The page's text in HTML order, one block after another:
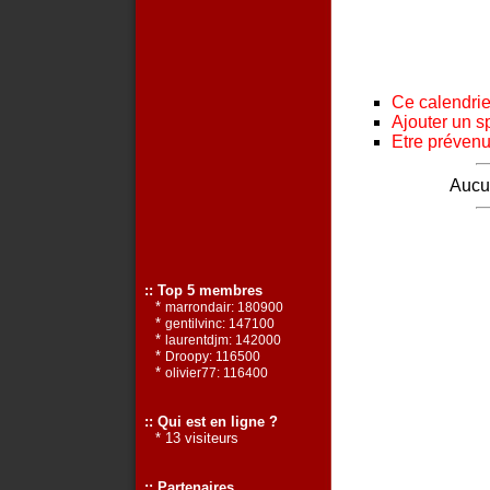
Ce
Ajouter un
Etre
:: Top 5 membres
* marrondair: 180900
* gentilvinc: 147100
* laurentdjm: 142000
* Droopy: 116500
* olivier77: 116400
:: Qui est en ligne ?
* 13 visiteurs